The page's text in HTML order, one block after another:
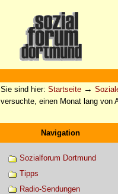
Werkzeuge
Sie sind hier: Startseite →
versuchte, einen Monat lang von
Navigation
Sozialforum Dortmund
Tipps
Radio-Sendungen